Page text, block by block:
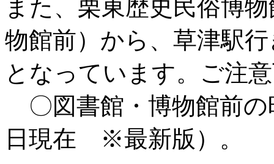
また、栗東歴史民俗博
物館前）から、草津駅
となっています。ご注
〇図書館・博物館前の
日現在 ※最新版）。